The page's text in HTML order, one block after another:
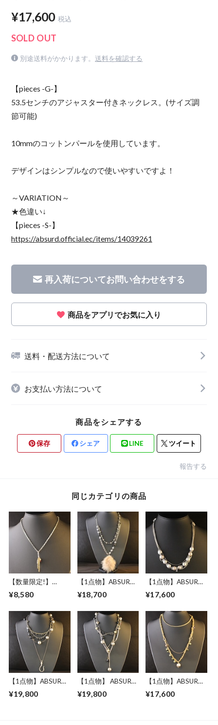
¥17,600 税込
SOLD OUT
別途送料がかかります。 送料を確認する
【pieces -G-】
53.5センチのアジャスター付きネックレス。(サイズ調
節可能)
10mmのコットンパールを使用しています。
デザインはシンプルなので使いやすいですよ！
～VARIATION～
★色違い↓
【pieces -S-】
https://absurd.official.ec/items/14039261
再入荷についてお問い合わせをする
商品をアプリでお気に入り
送料・配送方法について
お支払い方法について
商品をシェアする
保存 シェア LINE ツイート
報告する
同じカテゴリの商品
【数量限定!】
ス レディース 72㎝
クロ スワロビーズ
アジャスター付き
Shuar
¥8,580
【1点物】ABSURD
ース 71㎝ サイズ調
ー付き ドレス パー
ティー シルバー ア
メジスト 天然石 磁
気ヘマタイト 天然
石 人工パール ファ
ー Fist
¥18,700
【1点物】ABSURD
ース 53.5㎝ サイズ
ター付き ドレス パ
ーティー シルバー
コットンパール
pieces -S-ー
¥17,600
【1点物】ABSURD
ース 73㎝ サイズ調
¥19,800
【1点物】 ABSURD
ース 73㎝ 樹脂 パー
¥19,800
【1点物】ABSURD
ース 66㎝ サイズ調
¥17,600